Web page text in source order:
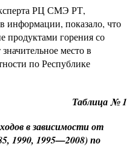
РЦ СМЭ РТ,
информации, показало, что
продуктами горения со
место в
по Республике
Таблица № 1
в зависимости от
1990, 1995—2008) по